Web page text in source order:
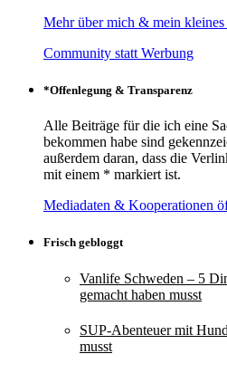
Mehr über mich & mein kleines
Community statt Werbung
*Offenlegung & Transparenz
Alle Beiträge für die ich eine
bekommen habe sind
außerdem daran, dass die
mit einem * markiert ist.
Mediadaten & Kooperationen
Frisch gebloggt
Vanlife Schweden – 5
gemacht haben musst
SUP-Abenteuer mit
musst